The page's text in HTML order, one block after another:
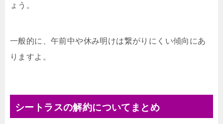
ょう。
一般的に、午前中や休み明けは繋がりにくい傾向にあ
りますよ。
シートラスの解約についてまとめ